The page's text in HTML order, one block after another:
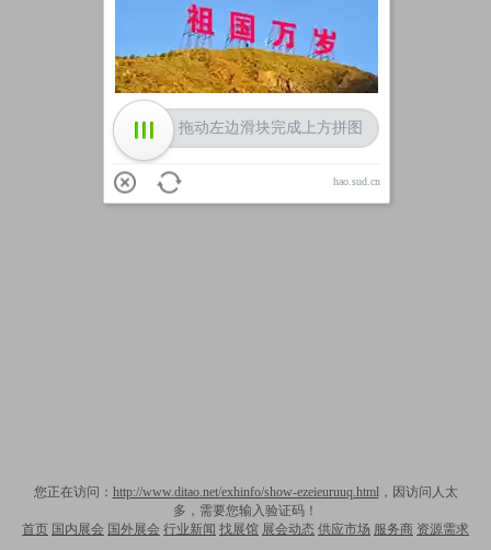
您正在访问： http://www.ditao.net/exhinfo/show-ezeieuruuq.html，因访问人太
多，需要您输入验证码！
首页 国内展会 国外展会 行业新闻 找展馆 展会动态 供应市场 服务商 资源需求
拖动左边滑块完成上方拼图
hao.sud.cn